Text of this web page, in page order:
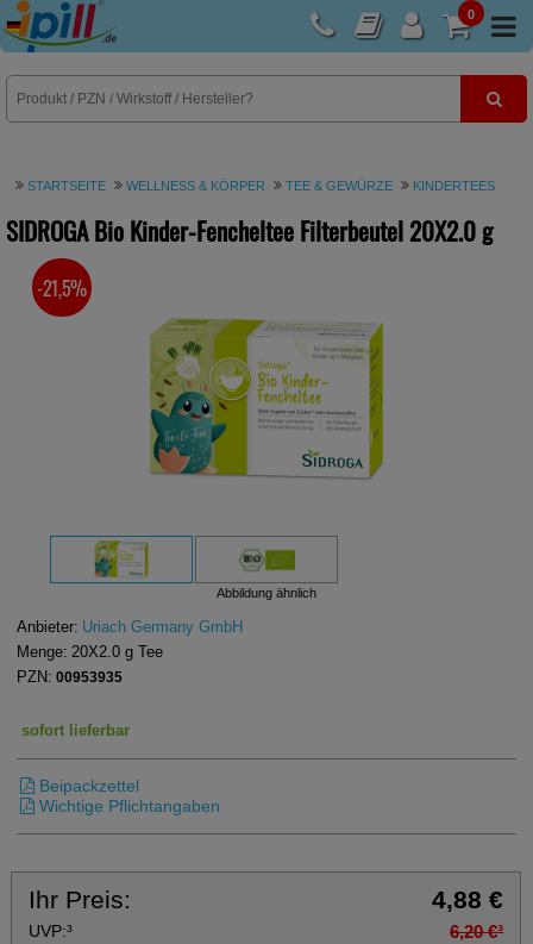
0
E-Rezept
STARTSEITE WELLNESS & KÖRPER TEE & GEWÜRZE KINDERTEES
SIDROGA Bio Kinder-Fencheltee Filterbeutel20X2.0 g
Abbildung ähnlich
SIE SPAREN
-21,5%
Anbieter: Uriach Germany GmbH
Menge: 20X2.0g Tee
PZN: 00953935
sofort lieferbar
Beipackzettel
Wichtige Pflichtangaben
Ihr Preis: 4,88 €
UVP:³ 6,20 €³